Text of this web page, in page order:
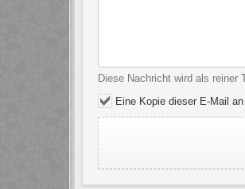
Diese Nachricht wird als reiner
Eine Kopie dieser E-Mail